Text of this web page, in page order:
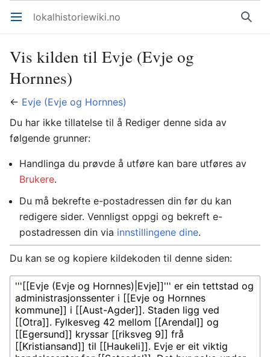
Åpne hovedmenyen lokalhistoriewiki.no Søk
Vis kilden til Evje (Evje og
Hornnes)
← Evje (Evje og Hornnes)
Du har ikke tillatelse til å Rediger denne sida av
følgende grunner:
Handlinga du prøvde å utføre kan bare utføres av
Brukere.
Du må bekrefte e-postadressen din før du kan
redigere sider. Vennligst oppgi og bekreft e-
postadressen din via innstillingene dine.
Du kan se og kopiere kildekoden til denne siden: